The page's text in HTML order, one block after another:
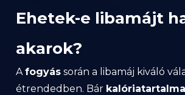
Ehetek-e libamájt
akarok?
A fogyás során a libamáj kiváló
étrendedben. Bár kalóriatartalma